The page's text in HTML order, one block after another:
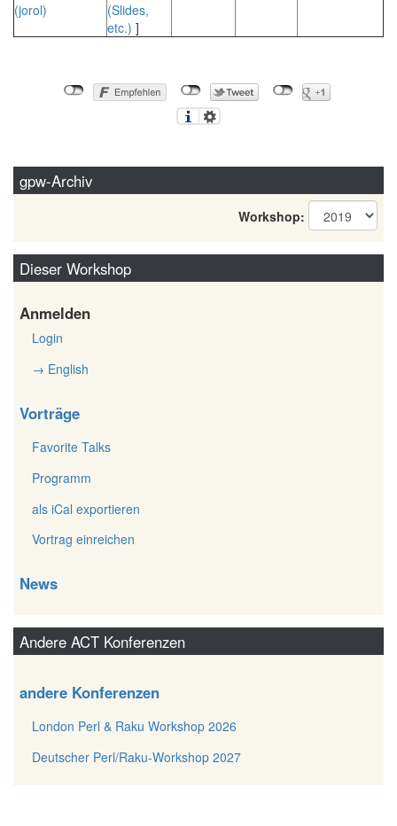
(‎jorol‎)
(Slides,
etc.) ]
gpw-Archiv
Workshop:
Dieser Workshop
Anmelden
Login
→ English
Vorträge
Favorite Talks
Programm
als iCal exportieren
Vortrag einreichen
News
Andere ACT Konferenzen
andere Konferenzen
London Perl & Raku Workshop 2026
Deutscher Perl/Raku-Workshop 2027